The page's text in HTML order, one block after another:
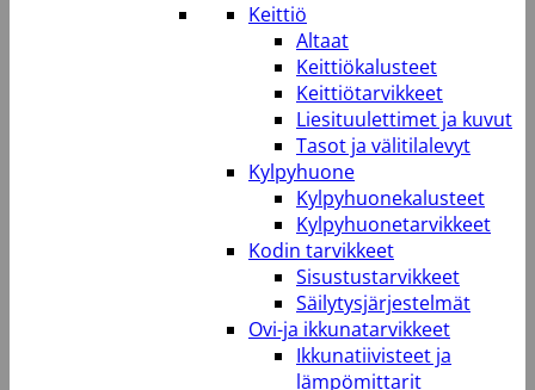
Keittiö
Altaat
Keittiökalusteet
Keittiötarvikkeet
Liesituulettimet ja kuvut
Tasot ja välitilalevyt
Kylpyhuone
Kylpyhuonekalusteet
Kylpyhuonetarvikkeet
Kodin tarvikkeet
Sisustustarvikkeet
Säilytysjärjestelmät
Ovi-ja ikkunatarvikkeet
Ikkunatiivisteet ja
lämpömittarit